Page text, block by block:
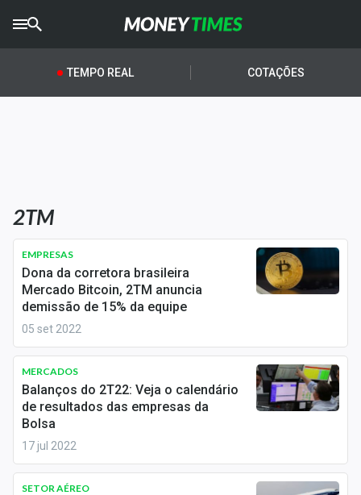
CRYPTOTIMES
AGROTIMES
Newsletters
Money Trader
Anuncie
Últimas Notícias
Newsletters
Cotações
Comprar ou vender?
Carteiras Recomendadas
TEMPO REAL COTAÇÕES
2TM
EMPRESAS
Dona da corretora brasileira
Mercado Bitcoin, 2TM anuncia
demissão de 15% da equipe
05 set 2022
MERCADOS
Balanços do 2T22: Veja o calendário
de resultados das empresas da
Bolsa
17 jul 2022
SETOR AÉREO